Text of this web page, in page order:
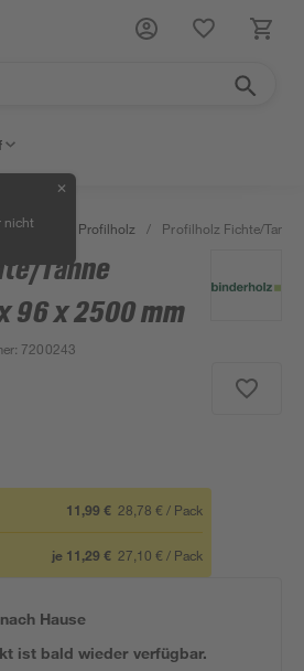
nicht
✕
/ Holz Profilholz / Profilholz Fichte/
Tanne
96 x 2500 mm
: 7200243
11,99 € 28,78 € / Pack
je 11,29 € 27,10 € / Pack
Hause
ist bald wieder verfügbar.